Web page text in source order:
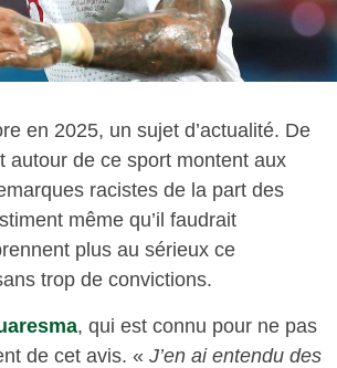
en 2025, un sujet d’actualité. De
autour de ce sport montent aux
racistes de la part des
même qu’il faudrait
plus au sérieux ce
trop de convictions.
, qui est connu pour ne pas
de cet avis. « J’en ai entendu des